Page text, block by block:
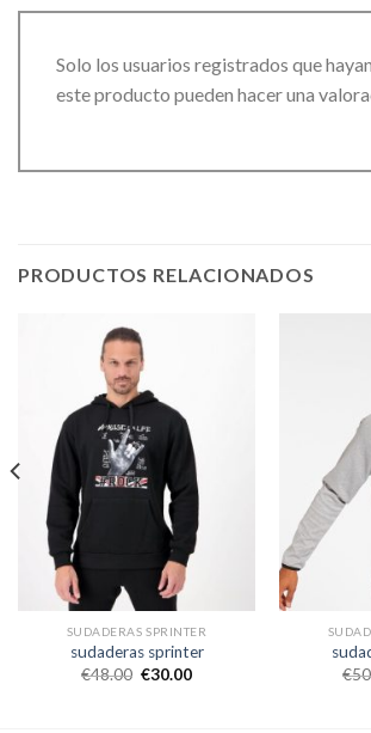
Solo los usuarios registrados que
este producto pueden hacer una
PRODUCTOS RELACIONADOS
SUDADERAS SPRINTER
sudaderas sprinter
€48.00 €30.00
€